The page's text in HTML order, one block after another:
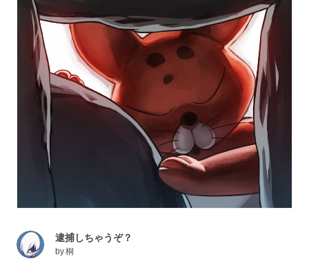
逮捕しちゃうぞ？
by桐